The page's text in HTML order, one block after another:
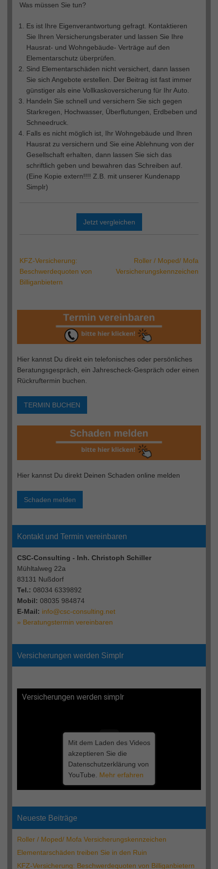
Was müssen Sie tun?
Es ist Ihre Eigenverantwortung gefragt. Kontaktieren
Sie Ihren Versicherungsberater und lassen Sie Ihre
Hausrat- und Wohngebäude- Verträge auf den
Elementarschutz überprüfen.
Sind Elementarschäden nicht versichert, dann lassen
Sie sich Angebote erstellen. Der Beitrag ist fast immer
günstiger als eine Vollkaskoversicherung für Ihr Auto.
Handeln Sie schnell und versichern Sie sich gegen
Starkregen, Hochwasser, Überflutungen, Erdbeben und
Schneedruck.
Falls es nicht möglich ist, Ihr Wohngebäude und Ihren
Hausrat zu versichern und Sie eine Ablehnung von der
Gesellschaft erhalten, dann lassen Sie sich das
schriftlich geben und bewahren das Schreiben auf.
(Eine Kopie extern!!!! Z.B. mit unserer Kundenapp
Simplr)
Jetzt vergleichen
Beitrags-
Navigation
KFZ-Versicherung:
Beschwerdequoten von
Billiganbietern
Roller / Moped/ Mofa
Versicherungskennzeichen
Hier kannst Du direkt ein telefonisches oder persönliches
Beratungsgespräch, ein Jahrescheck-Gespräch oder einen
Rückruftermin buchen.
TERMIN BUCHEN
Hier kannst Du direkt Deinen Schaden online melden
Schaden melden
Kontakt und Termin vereinbaren
CSC-Consulting - Inh. Christoph Schiller
Mühltalweg 22a
83131 Nußdorf
Tel.: 08034 6339892
Mobil: 08035 984874
E-Mail: info@csc-consulting.net
» Beratungstermin vereinbaren
Versicherungen werden Simplr
Versicherungen werden simplr
Mit dem Laden des Videos
akzeptieren Sie die
Datenschutzerklärung von
YouTube. Mehr erfahren
Neueste Beiträge
Roller / Moped/ Mofa Versicherungskennzeichen
Elementarschäden treiben Sie in den Ruin
KFZ-Versicherung: Beschwerdequoten von Billiganbietern